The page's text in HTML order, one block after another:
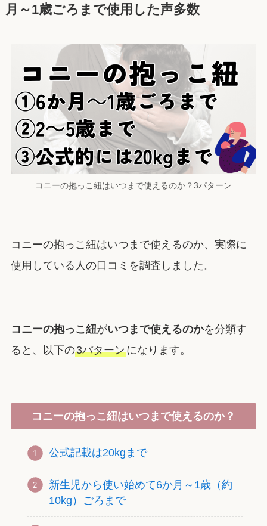
月～1歳ごろまで使用した声多数
コニーの抱っこ紐はいつまで使えるのか？3パターン
コニーの抱っこ紐はいつまで使えるのか、実際に
使用している人の口コミを調査しました。
コニーの抱っこ紐がいつまで使えるのかを分類す
ると、以下の3パターンになります。
コニーの抱っこ紐はいつまで使えるのか？
公式記載は20kgまで
新生児から使い始めて6か月～1歳（約
10kg）ごろまで